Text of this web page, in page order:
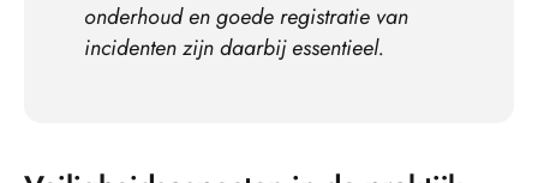
onderhoud en goede registratie van
incidenten zijn daarbij essentieel.